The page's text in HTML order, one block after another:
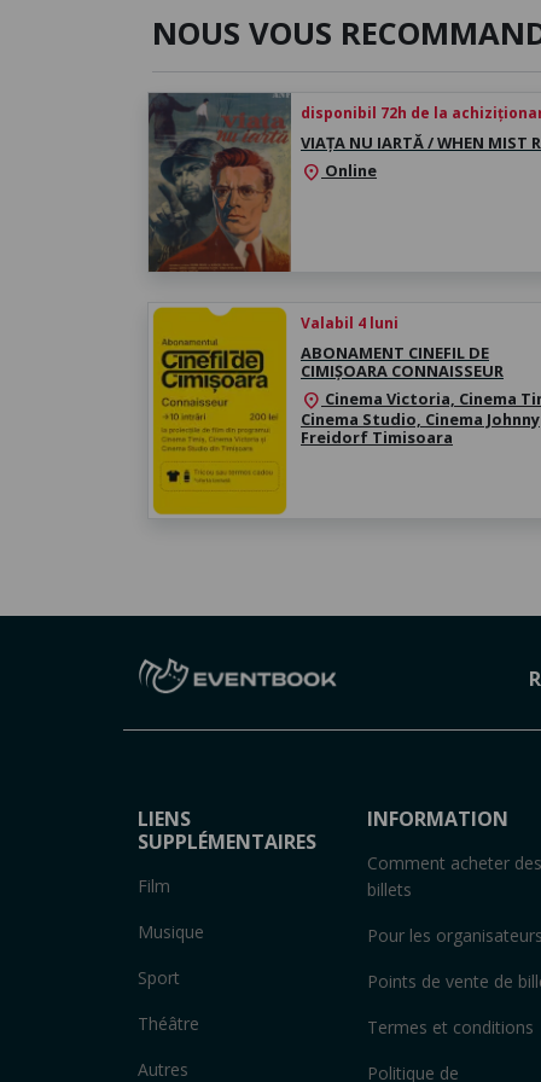
NOUS VOUS
disponibil 72h de la
VIAȚA NU IARTĂ / WHEN MIST
location_on Online
Valabil 4 luni
ABONAMENT CINEFIL DE
CIMIȘOARA CONNAISSEUR
location_on Cinema Victoria, Cinema
Cinema Studio, Cinema Johnny
Freidorf Timisoara
LIENS
SUPPLÉMENTAIRES
Film
Musique
Sport
Théâtre
Autres
INFORMATION
Comment acheter des
billets
Pour les
Points de vente de
Termes et conditions
Politique de